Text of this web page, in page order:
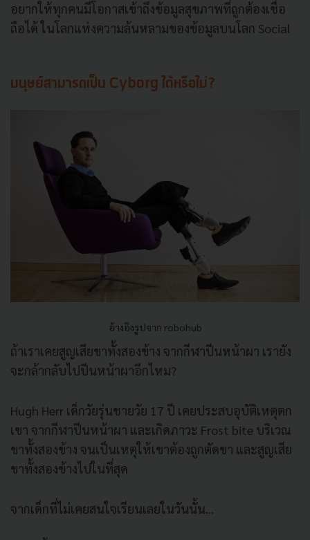
อยากให้ทุกคนมีโอกาสเข้าถึงข้อมูลสุขภาพที่ถูกต้องเชื่อ
ถือได้ ในโลกแห่งความล้นหลามของข้อมูลบนโลก Social
มนุษย์สามารถเป็น Cyborg ได้หรือไม่?
อ้างอิงรูปจาก robohub
ถ้าเราเคยสูญเสียขาทั้งสองข้าง จากกีฬาปีนหน้าผา เรายัง
จะกล้ากลับไปปีนหน้าผาอีกไหม?
Hugh Herr เด็กวัยรุ่นชายวัย 17 ปี เคยประสบอุบัติเหตุตก
เขา จากกีฬาปีนหน้าผา และเกิดภาวะ Frost bite บริเวณ
ขาทั้งสองข้าง จนเป็นเหตุให้เขาต้องถูกตัดขา และสูญเสีย
ขาทั้งสองข้างไปในที่สุด
จากเด็กที่ไม่เคยสนใจเรียนเลยในวันนั้น...